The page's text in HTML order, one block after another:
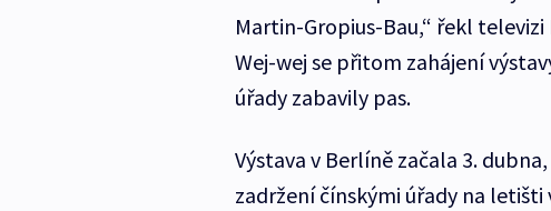
Martin-Gropius-Bau,“ řekl
Wej-wej se přitom zahájení
úřady zabavily pas.
Výstava v Berlíně začala 3.
zadržení čínskými úřady na